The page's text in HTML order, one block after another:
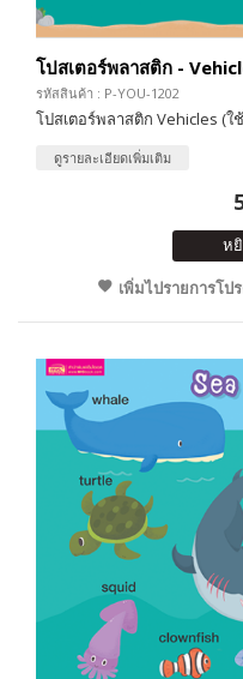
โปสเตอร์พลาสติก -
รหัสสินค้า : P-YOU-1202
โปสเตอร์พลาสติก Vehicles (ใ
ดูรายละเอียดเพิ่มเติม
ห
เพิ่มไปรายการโป